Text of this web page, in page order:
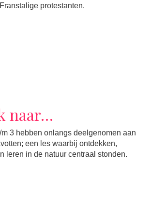
protestanten.
naar…
m 3 hebben onlangs deelgenomen aan
een les waarbij ontdekken,
leren in de natuur centraal stonden.